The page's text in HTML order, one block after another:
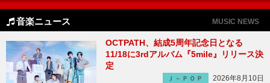
音楽ニュース MUSIC NEWS
OCTPATH、結成5周年記念日となる
11/18に3rdアルバム『5mile』リリース決
定
Ｊ－ＰＯＰ
2026年8月10日